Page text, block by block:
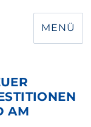
MENÜ
AM